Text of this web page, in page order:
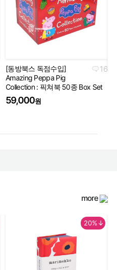
16
[동방북스 독점수입]
Amazing Peppa Pig
Collection : 픽쳐북 50종 Box Set
59,000원
more
20%↓